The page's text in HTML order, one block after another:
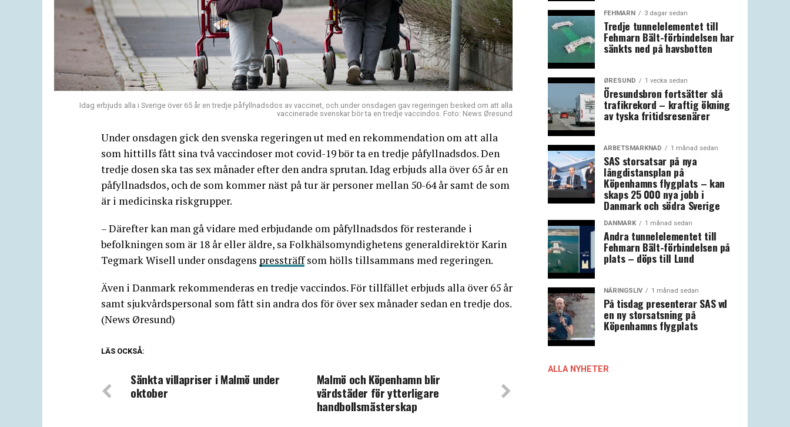
Idag erbjuds alla i Sverige över 65 år en tredje påfyllnadsdos av vaccinet, och under onsdagen gav regeringen besked om att alla
vaccinerade svenskar bör ta en tredje vaccindos. Foto: News Øresund
Under onsdagen gick den svenska regeringen ut med en rekommendation om att alla
som hittills fått sina två vaccindoser mot covid-19 bör ta en tredje påfyllnadsdos. Den
tredje dosen ska tas sex månader efter den andra sprutan. Idag erbjuds alla över 65 år en
påfyllnadsdos, och de som kommer näst på tur är personer mellan 50-64 år samt de som
är i medicinska riskgrupper.
– Därefter kan man gå vidare med erbjudande om påfyllnadsdos för resterande i
befolkningen som är 18 år eller äldre, sa Folkhälsomyndighetens generaldirektör Karin
Tegmark Wisell under onsdagens pressträffsom hölls tillsammans med regeringen.
Även i Danmark rekommenderas en tredje vaccindos. För tillfället erbjuds alla över 65 år
samt sjukvårdspersonal som fått sin andra dos för över sex månader sedan en tredje dos.
(News Øresund)
LÄS OCKSÅ:
Malmö och Köpenhamn blir
värdstäder för ytterligare
handbollsmästerskap
Sänkta villapriser i Malmö under
oktober
FEHMARN 3 dagar sedan
Tredje tunnelelementet till
Fehmarn Bält-förbindelsen har
sänkts ned på havsbotten
ØRESUND 1 vecka sedan
Öresundsbron fortsätter slå
trafikrekord – kraftig ökning
av tyska fritidsresenärer
ARBETSMARKNAD 1 månad sedan
SAS storsatsar på nya
långdistansplan på
Köpenhamns flygplats – kan
skaps 25 000 nya jobb i
Danmark och södra Sverige
DANMARK 1 månad sedan
Andra tunnelelementet till
Fehmarn Bält-förbindelsen på
plats – döps till Lund
NÄRINGSLIV 1 månad sedan
På tisdag presenterar SAS vd
en ny storsatsning på
Köpenhamns flygplats
ALLA NYHETER